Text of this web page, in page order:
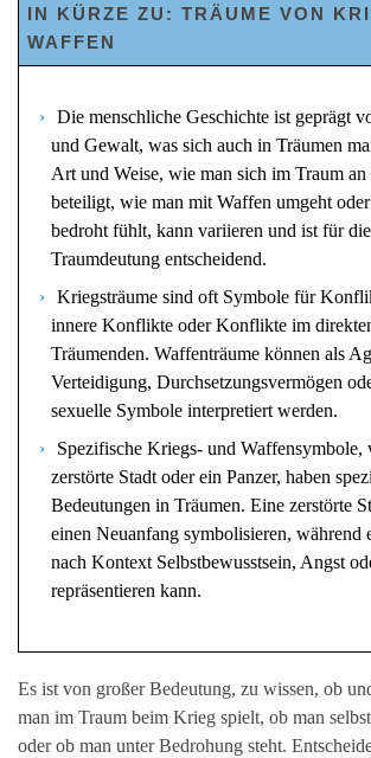
IN KÜRZE ZU: TRÄUME VON
WAFFEN
Die menschliche Geschichte ist geprägt
und Gewalt, was sich auch in Träumen
Art und Weise, wie man sich im Traum
beteiligt, wie man mit Waffen umgeht
bedroht fühlt, kann variieren und ist für die
Traumdeutung entscheidend.
Kriegsträume sind oft Symbole für
innere Konflikte oder Konflikte im
Träumenden. Waffenträume können als
Verteidigung, Durchsetzungsvermögen
sexuelle Symbole interpretiert werden.
Spezifische Kriegs- und Waffensymbole,
zerstörte Stadt oder ein Panzer, haben
Bedeutungen in Träumen. Eine zerstörte
einen Neuanfang symbolisieren, während
nach Kontext Selbstbewusstsein, Angst
repräsentieren kann.
Es ist von großer Bedeutung, zu wissen, ob
man im Traum beim Krieg spielt, ob man
oder ob man unter Bedrohung steht.